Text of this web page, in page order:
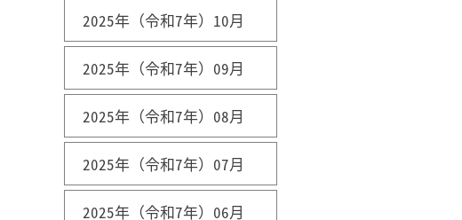
2025年（令和7年）10月
2025年（令和7年）09月
2025年（令和7年）08月
2025年（令和7年）07月
2025年（令和7年）06月